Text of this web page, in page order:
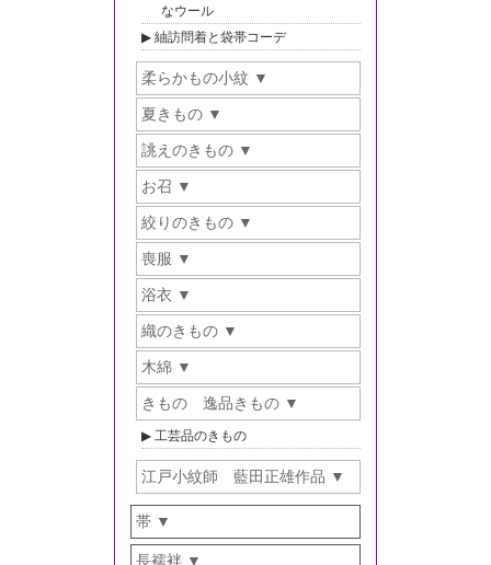
なウール
紬訪問着と袋帯コーデ
柔らかもの小紋
夏きもの
誂えのきもの
お召
絞りのきもの
喪服
浴衣
織のきもの
木綿
きもの 逸品きもの
工芸品のきもの
江戸小紋師 藍田正雄作品
帯
長襦袢